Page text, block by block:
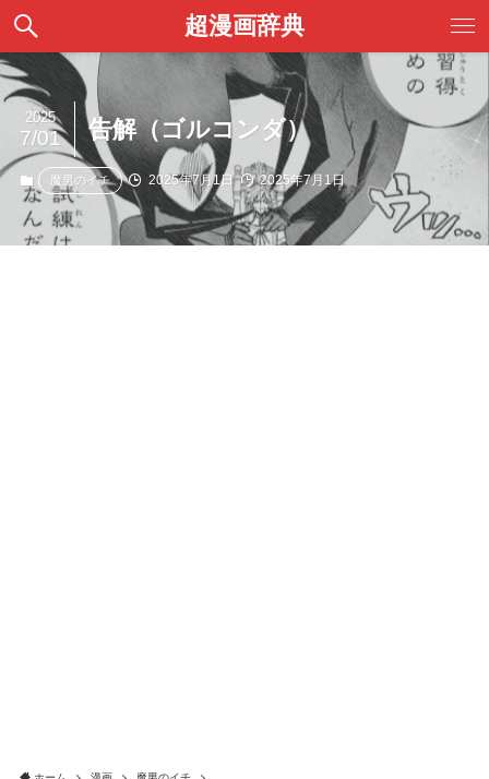
超漫画辞典
告解（ゴルコンダ）
2025
7/01
魔男のイチ 2025年7月1日 2025年7月1日